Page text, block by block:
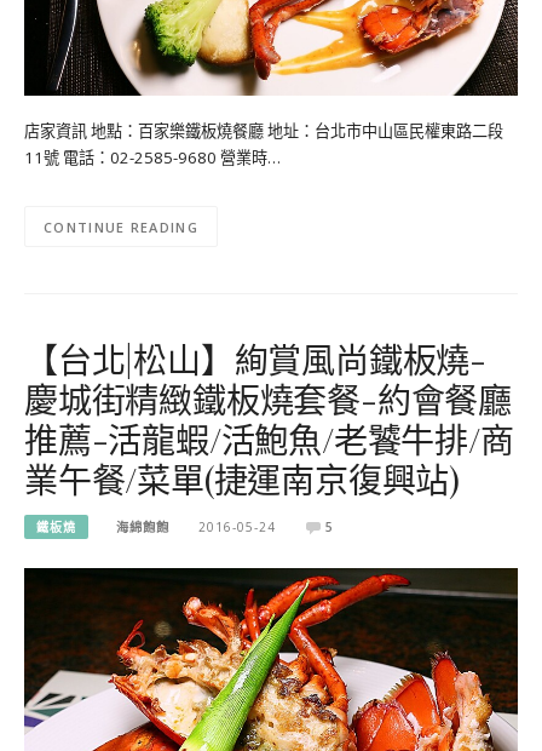
店家資訊 地點：百家樂鐵板燒餐廳 地址：台北市中山區民權東路二段
11號 電話：02-2585-9680 營業時…
CONTINUE READING
【台北|松山】絢賞風尚鐵板燒-
慶城街精緻鐵板燒套餐-約會餐廳
推薦-活龍蝦/活鮑魚/老饕牛排/商
業午餐/菜單(捷運南京復興站)
鐵板燒 海綿飽飽 2016-05-24 5